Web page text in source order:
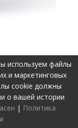
sukūrė:www.pepa.lt
используем файлы
и маркетинговых
cookie должны
о вашей истории
| Политика